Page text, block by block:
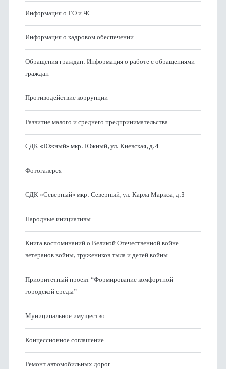
Информация о ГО и ЧС
Информация о кадровом обеспечении
Обращения граждан. Информация о работе с обращениями
граждан
Противодействие коррупции
Развитие малого и среднего предпринимательства
СДК «Южный» мкр. Южный, ул. Киевская, д.4
Фотогалерея
СДК «Северный» мкр. Северный, ул. Карла Маркса, д.3
Народные инициативы
Книга воспоминаний о Великой Отечественной войне
ветеранов войны, тружеников тыла и детей войны
Приоритетный проект “Формирование комфортной
городской среды”
Муниципальное имущество
Концессионное соглашение
Ремонт автомобильных дорог